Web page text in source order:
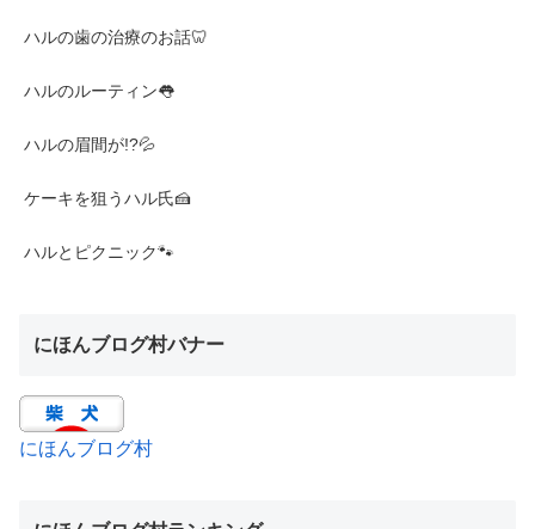
ハルの歯の治療のお話🦷
ハルのルーティン👅
ハルの眉間が!?💦
ケーキを狙うハル氏🍰
ハルとピクニック🐾
にほんブログ村バナー
にほんブログ村